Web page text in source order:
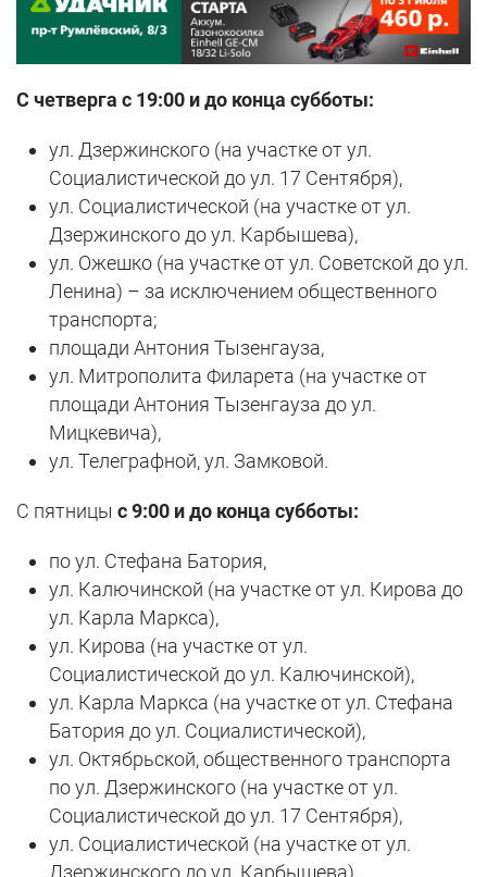
С четверга с 19:00 и до конца субботы:
ул. Дзержинского (на участке от ул.
Социалистической до ул. 17 Сентября),
ул. Социалистической (на участке от ул.
Дзержинского до ул. Карбышева),
ул. Ожешко (на участке от ул. Советской до ул.
Ленина) – за исключением общественного
транспорта;
площади Антония Тызенгауза,
ул. Митрополита Филарета (на участке от
площади Антония Тызенгауза до ул.
Мицкевича),
ул. Телеграфной, ул. Замковой.
С пятницы с 9:00 и до конца субботы:
по ул. Стефана Батория,
ул. Калючинской (на участке от ул. Кирова до
ул. Карла Маркса),
ул. Кирова (на участке от ул.
Социалистической до ул. Калючинской),
ул. Карла Маркса (на участке от ул. Стефана
Батория до ул. Социалистической),
ул. Октябрьской, общественного транспорта
по ул. Дзержинского (на участке от ул.
Социалистической до ул. 17 Сентября),
ул. Социалистической (на участке от ул.
Дзержинского до ул. Карбышева),